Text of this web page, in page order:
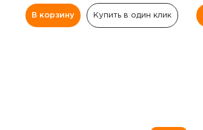
В корзину Купить в один клик